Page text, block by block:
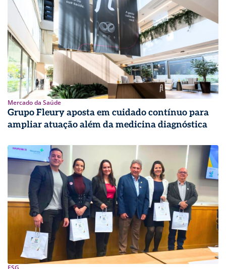
Mercado da Saúde
Grupo Fleury aposta em cuidado contínuo para
ampliar atuação além da medicina diagnóstica